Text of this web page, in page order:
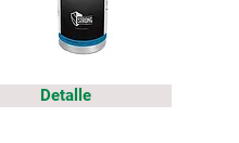
Detalle